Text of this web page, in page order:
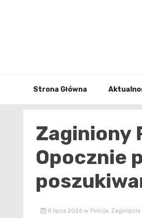
Strona Główna
Zaginiony
Opocznie
8 lipca 2026 w Policja, Zaginięcia